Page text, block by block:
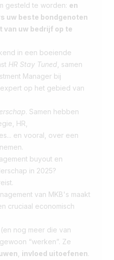
gesteld te worden: en
uw beste bondgenoten
van uw bedrijf op te
in een boeiende
HR Stay Tuned , samen
Manager bij
, expert op het gebied van
. Samen hebben
HR,
en vooral, over een
buyout en
in 2025?
van MKB's maakt
cruciaal economisch
nog meer die van
“werken”. Ze
invloed uitoefenen.